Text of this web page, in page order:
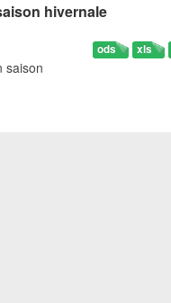
hivernale
xls
ods
saison